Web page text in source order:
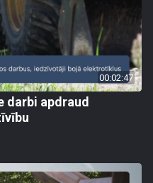
00:02:47
darbi apdraud